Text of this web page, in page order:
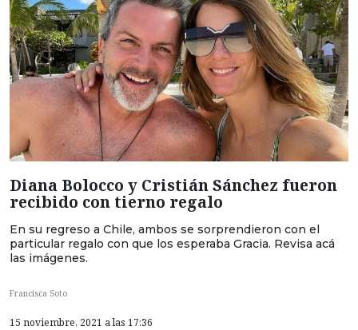
Diana Bolocco y Cristián Sánchez fueron
recibido con tierno regalo
En su regreso a Chile, ambos se sorprendieron con el
particular regalo con que los esperaba Gracia. Revisa acá
las imágenes.
Francisca Soto
15 noviembre, 2021 a las 17:36